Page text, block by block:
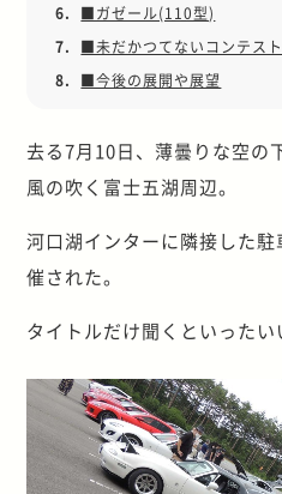
6.
■ガゼール(110型)
7.
■未だかつてないコンテス
8.
■今後の展開や展望
去る7月10日、薄曇りな空の
風の吹く富士五湖周辺。
河口湖インターに隣接した
催された。
タイトルだけ聞くといった